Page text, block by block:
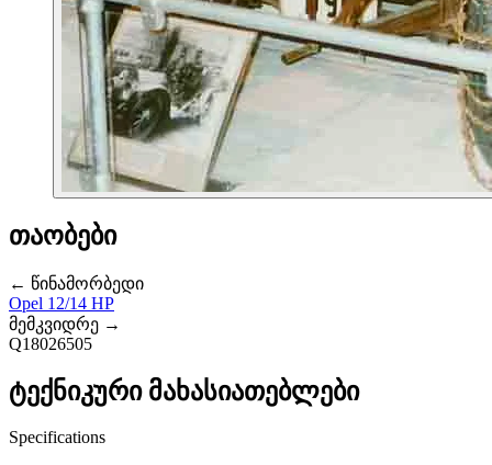
თაობები
← წინამორბედი
Opel 12/14 HP
მემკვიდრე →
Q18026505
ტექნიკური მახასიათებლები
Specifications